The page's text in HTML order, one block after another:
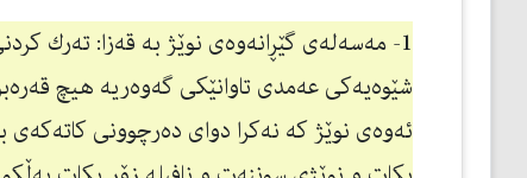
1- مەسەلەی گێڕانەوەی نوێژ بە قەزا: تەرك
شێوەیەكی عەمدی تاوانێكی گەوەریە هیچ
ئەوەی نوێژ كە نەكرا دوای دەرچوونی كاتەكەی